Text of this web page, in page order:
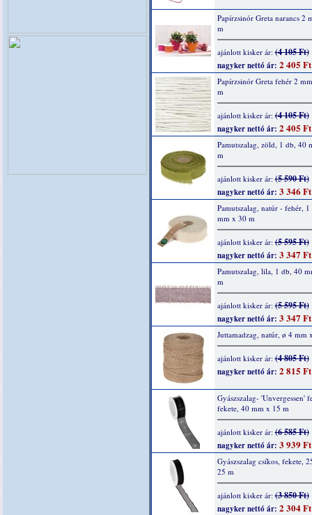
Papírzsinór Greta narancs 2
m
ajánlott kisker ár:(4 105 Ft)
nagyker nettó ár: 2 405 Ft
Papírzsinór Greta fehér 2
m
ajánlott kisker ár:(4 105 Ft)
nagyker nettó ár: 2 405 Ft
Pamutszalag, zöld, 1 db, 40
m
ajánlott kisker ár:(5 590 Ft)
nagyker nettó ár: 3 346 Ft
Pamutszalag, natúr - fehér,
mm x 30 m
ajánlott kisker ár:(5 595 Ft)
nagyker nettó ár: 3 347 Ft
Pamutszalag, lila, 1 db, 40
m
ajánlott kisker ár:(5 595 Ft)
nagyker nettó ár: 3 347 Ft
Juttamadzag, natúr, ø 4 mm
ajánlott kisker ár:(4 805 Ft)
nagyker nettó ár: 2 815 Ft
Gyászszalag- 'Unvergessen'
fekete, 40 mm x 15 m
ajánlott kisker ár:(6 585 Ft)
nagyker nettó ár: 3 939 Ft
Gyászszalag csíkos, fekete,
25 m
ajánlott kisker ár:(3 850 Ft)
nagyker nettó ár: 2 304 Ft